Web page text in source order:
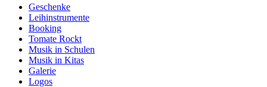
Geschenke
Leihinstrumente
Booking
Tomate Rockt
Musik in Schulen
Musik in Kitas
Galerie
Logos